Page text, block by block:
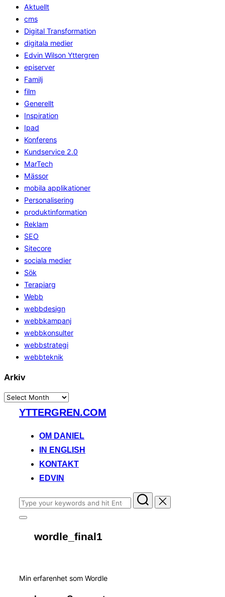
Aktuellt
cms
Digital Transformation
digitala medier
Edvin Wilson Yttergren
episerver
Familj
film
Generellt
Inspiration
Ipad
Konferens
Kundservice 2.0
MarTech
Mässor
mobila applikationer
Personalisering
produktinformation
Reklam
SEO
Sitecore
sociala medier
Sök
Terapiarg
Webb
webbdesign
webbkampanj
webbkonsulter
webbstrategi
webbteknik
Arkiv
Arkiv
YTTERGREN.COM
OM DANIEL
IN ENGLISH
KONTAKT
EDVIN
Search
for:
Toggle
wordle_final1
Min erfarenhet som Wordle